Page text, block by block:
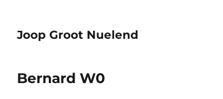
Joop Groot Nuelend
Bernard W0